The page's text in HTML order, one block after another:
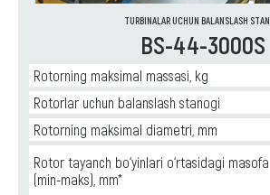
TURBINALAR UCHUN BALANSLASH
BS-44-3000S
Rotorning maksimal massasi, kg
Rotorlar uchun balanslash stanogi
Rotorning maksimal diametri, mm
Rotor tayanch bo‘yinlari o‘rtasidagi masofa
(min-maks), mm*